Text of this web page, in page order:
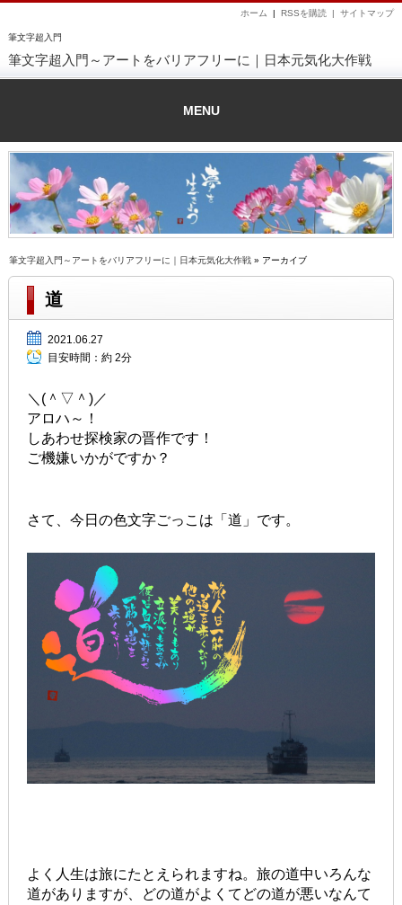
筆文字超入門
サイトマップ
RSSを購読 |
ホーム |
筆文字超入門～アートをバリアフリーに｜日本元気化大作戦
MENU
筆文字超入門～アートをバリアフリーに｜日本元気化大作戦 » アーカイブ
道
2021.06.27
目安時間： 約 2分
＼(＾▽＾)／
アロハ～！
しあわせ探検家の晋作です！
ご機嫌いかがですか？
さて、今日の色文字ごっこは「道」です。
よく人生は旅にたとえられますね。旅の道中いろんな
道がありますが、どの道がよくてどの道が悪いなんて